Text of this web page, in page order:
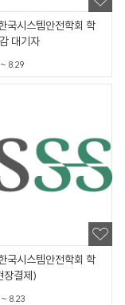
국시스템안전학회 학
대기자
8.29
국시스템안전학회 학
장결제)
8.23